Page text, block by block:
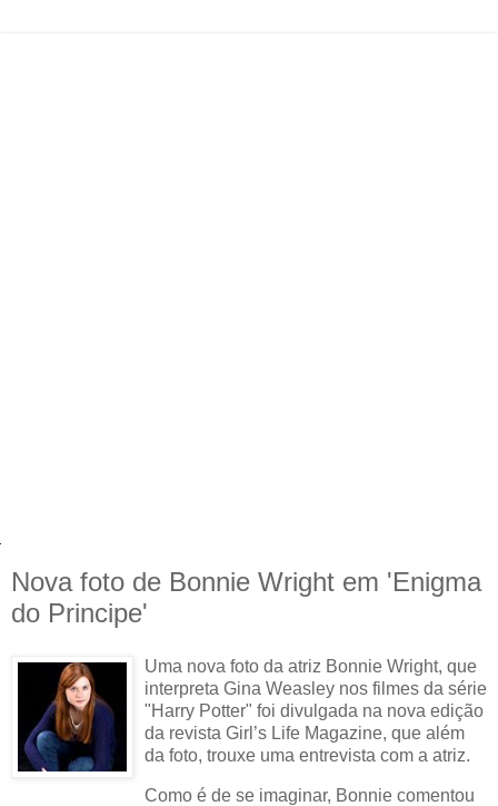
Nova foto de Bonnie Wright em 'Enigma
do Principe'
Uma nova foto da atriz Bonnie Wright, que
interpreta Gina Weasley nos filmes da série
"Harry Potter" foi divulgada na nova edição
da revista Girl’s Life Magazine, que além
da foto, trouxe uma entrevista com a atriz.
Como é de se imaginar, Bonnie comentou